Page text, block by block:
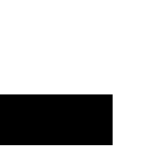
กันไม่เป็น
ปยลโฉม
ใดบ้าง ตรงใจ
ากบทความนี้...